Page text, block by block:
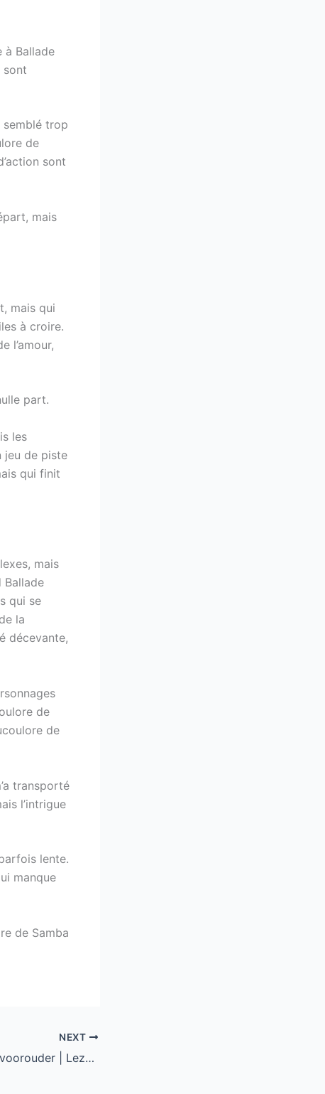
à Ballade
sont
semblé trop
de
sont
mais
mais qui
à croire.
l’amour,
part.
les
jeu de piste
qui finit
mais
Ballade
qui se
la
décevante,
de
de
transporté
l’intrigue
lente.
manque
de Samba
NEXT
Dayal de eerste voorouder | Lezen zonder kosten